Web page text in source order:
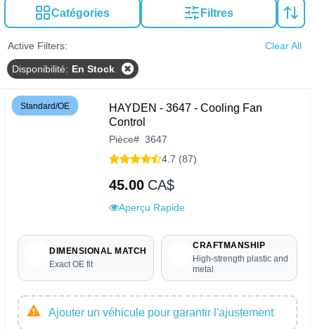
Catégories Filtres
Active Filters: Clear All
Disponibilité: En Stock
Standard/OE
HAYDEN - 3647 - Cooling Fan
Control
Pièce# 3647
4.7 (87)
45.00 CA$
Aperçu Rapide
DIMENSIONAL MATCH
Exact OE fit
CRAFTMANSHIP
High-strength plastic and
metal
Ajouter un véhicule pour garantir l'ajustement